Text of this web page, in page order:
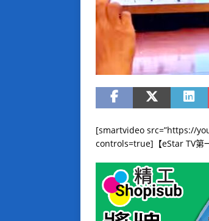
[smartvideo src=”https://
controls=true]【eStar TV第